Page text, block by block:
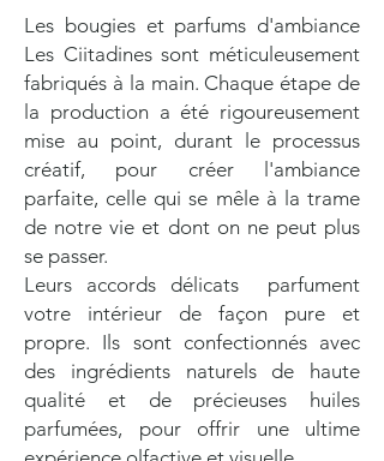
Les bougies et parfums d'ambiance
Les Ciitadines sont méticuleusement
fabriqués à la main. Chaque étape de
la production a été rigoureusement
mise au point, durant le processus
créatif, pour créer l'ambiance
parfaite, celle qui se mêle à la trame
de notre vie et dont on ne peut plus
se passer.
Leurs accords délicats parfument
votre intérieur de façon pure et
propre. Ils sont confectionnés avec
des ingrédients naturels de haute
qualité et de précieuses huiles
parfumées, pour offrir une ultime